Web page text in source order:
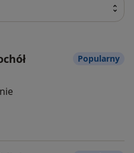
Popularny